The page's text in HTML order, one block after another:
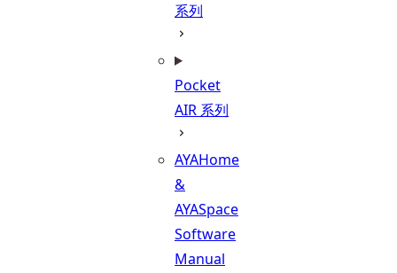
系列
Pocket
AIR 系列
AYAHome
&
AYASpace
Software
Manual